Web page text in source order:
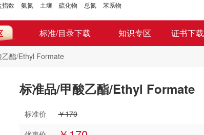
指数 氨氮 土壤 硫化物 总氮 苯系物
标准/目录下载 知识专区 证书下载
酯/Ethyl Formate
标准品/甲酸乙酯/Ethyl Formate
标准价
￥170